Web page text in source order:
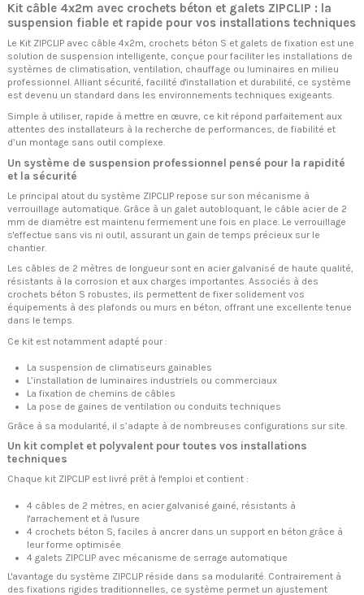
Kit câble 4x2m avec crochets béton et galets ZIPCLIP : la
suspension fiable et rapide pour vos installations techniques
Le Kit ZIPCLIP avec câble 4x2m, crochets béton S et galets de fixation est une
solution de suspension intelligente, conçue pour faciliter les installations de
systèmes de climatisation, ventilation, chauffage ou luminaires en milieu
professionnel. Alliant sécurité, facilité d'installation et durabilité, ce système
est devenu un standard dans les environnements techniques exigeants.
Simple à utiliser, rapide à mettre en œuvre, ce kit répond parfaitement aux
attentes des installateurs à la recherche de performances, de fiabilité et
d’un montage sans outil complexe.
Un système de suspension professionnel pensé pour la rapidité
et la sécurité
Le principal atout du système ZIPCLIP repose sur son mécanisme à
verrouillage automatique. Grâce à un galet autobloquant, le câble acier de 2
mm de diamètre est maintenu fermement une fois en place. Le verrouillage
s'effectue sans vis ni outil, assurant un gain de temps précieux sur le
chantier.
Les câbles de 2 mètres de longueur sont en acier galvanisé de haute qualité,
résistants à la corrosion et aux charges importantes. Associés à des
crochets béton S robustes, ils permettent de fixer solidement vos
équipements à des plafonds ou murs en béton, offrant une excellente tenue
dans le temps.
Ce kit est notamment adapté pour :
La suspension de climatiseurs gainables
L’installation de luminaires industriels ou commerciaux
La fixation de chemins de câbles
La pose de gaines de ventilation ou conduits techniques
Grâce à sa modularité, il s’adapte à de nombreuses configurations sur site.
Un kit complet et polyvalent pour toutes vos installations
techniques
Chaque kit ZIPCLIP est livré prêt à l'emploi et contient :
4 câbles de 2 mètres, en acier galvanisé gainé, résistants à
l'arrachement et à l'usure
4 crochets béton S, faciles à ancrer dans un support en béton grâce à
leur forme optimisée
4 galets ZIPCLIP avec mécanisme de serrage automatique
L'avantage du système ZIPCLIP réside dans sa modularité. Contrairement à
des fixations rigides traditionnelles, ce système permet un ajustement